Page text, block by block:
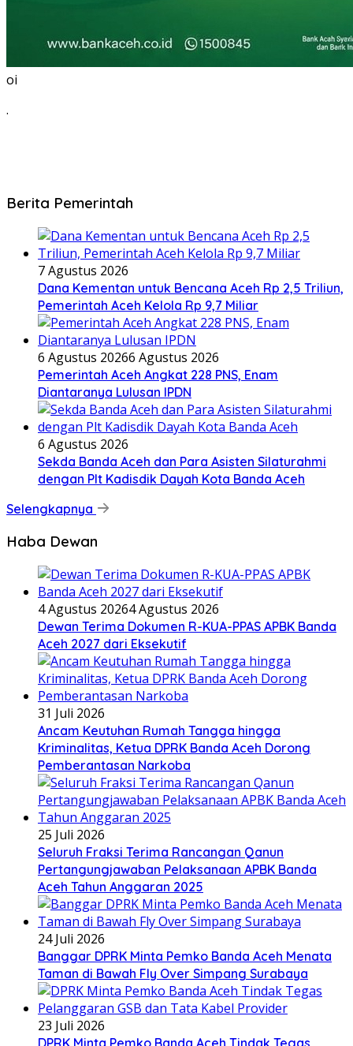
oi
.
Berita Pemerintah
7 Agustus 2026
Dana Kementan untuk Bencana Aceh Rp 2,5 Triliun,
Pemerintah Aceh Kelola Rp 9,7 Miliar
6 Agustus 20266 Agustus 2026
Pemerintah Aceh Angkat 228 PNS, Enam
Diantaranya Lulusan IPDN
6 Agustus 2026
Sekda Banda Aceh dan Para Asisten Silaturahmi
dengan Plt Kadisdik Dayah Kota Banda Aceh
Selengkapnya
Haba Dewan
4 Agustus 20264 Agustus 2026
Dewan Terima Dokumen R-KUA-PPAS APBK Banda
Aceh 2027 dari Eksekutif
31 Juli 2026
Ancam Keutuhan Rumah Tangga hingga
Kriminalitas, Ketua DPRK Banda Aceh Dorong
Pemberantasan Narkoba
25 Juli 2026
Seluruh Fraksi Terima Rancangan Qanun
Pertangungjawaban Pelaksanaan APBK Banda
Aceh Tahun Anggaran 2025
24 Juli 2026
Banggar DPRK Minta Pemko Banda Aceh Menata
Taman di Bawah Fly Over Simpang Surabaya
23 Juli 2026
DPRK Minta Pemko Banda Aceh Tindak Tegas